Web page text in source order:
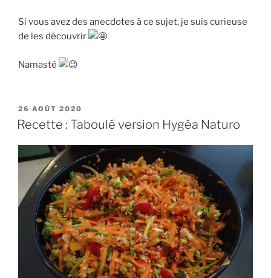
Si vous avez des anecdotes à ce sujet, je suis curieuse
de les découvrir
Namasté
PUBLIÉ
LE
26 AOÛT 2020
Recette : Taboulé version Hygéa Naturo